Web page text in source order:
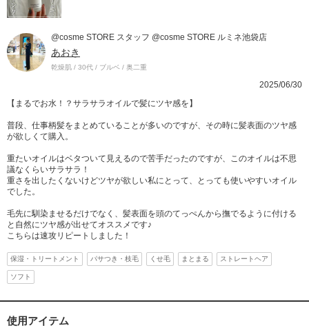
@cosme STORE スタッフ @cosme STORE ルミネ池袋店
あおき
乾燥肌 / 30代 / ブルベ / 奥二重
2025/06/30
【まるでお水！？サラサラオイルで髪にツヤ感を】
普段、仕事柄髪をまとめていることが多いのですが、その時に髪表面のツヤ感
が欲しくて購入。
重たいオイルはベタついて見えるので苦手だったのですが、このオイルは不思
議なくらいサラサラ！
重さを出したくないけどツヤが欲しい私にとって、とっても使いやすいオイル
でした。
毛先に馴染ませるだけでなく、髪表面を頭のてっぺんから撫でるように付ける
と自然にツヤ感が出せてオススメです♪
こちらは速攻リピートしました！
保湿・トリートメント パサつき・枝毛 くせ毛 まとまる ストレートヘア
ソフト
使用アイテム